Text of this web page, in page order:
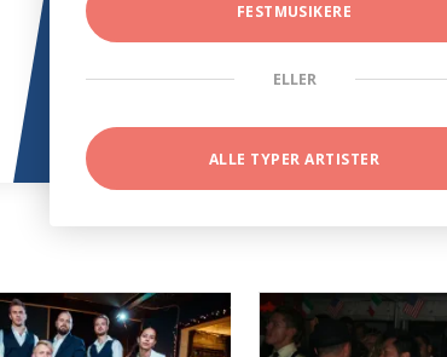
FESTMUSIKERE
ELLER
ALLE TYPER ARTISTER